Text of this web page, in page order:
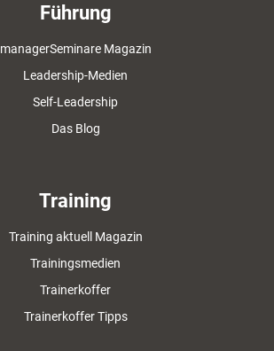
Führung
managerSeminare Magazin
Leadership-Medien
Self-Leadership
Das Blog
Training
Training aktuell Magazin
Trainingsmedien
Trainerkoffer
Trainerkoffer Tipps